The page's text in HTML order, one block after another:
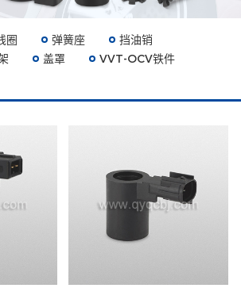
圈 弹簧座
挡油销
盖罩
VVT-OCV铁件